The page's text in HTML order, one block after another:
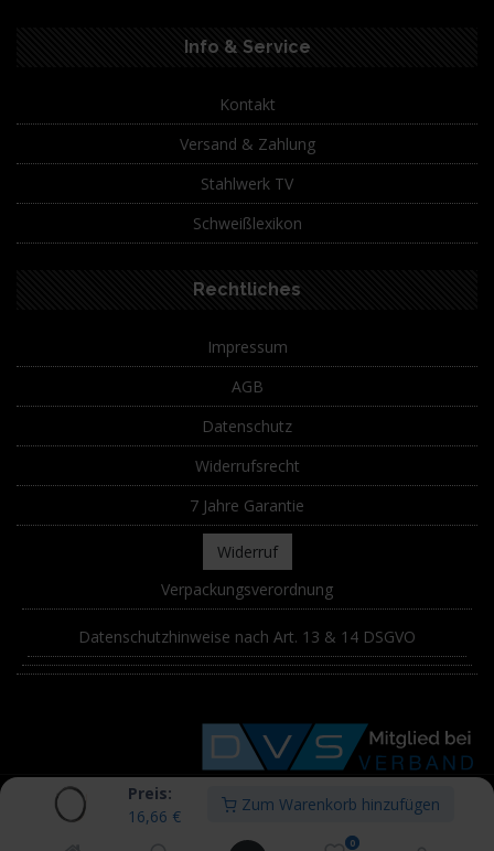
Preis:
16,66 €
Zum Warenkorb hinzufügen
0
Info & Service
Kontakt
Versand & Zahlung
Stahlwerk TV
Schweißlexikon
Rechtliches
Impressum
AGB
Datenschutz
Widerrufsrecht
7 Jahre Garantie
Widerruf
Verpackungsverordnung
Datenschutzhinweise nach Art. 13 & 14 DSGVO
© STÖ Schweißtechnik Österreich GmbH. Alle Urheberrechte sind
. Powered by